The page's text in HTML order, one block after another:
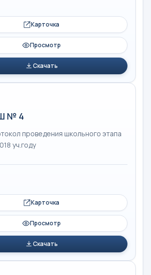
Карточка
Просмотр
Скачать
№ 4
проведения школьного этапа
уч.году
Карточка
Просмотр
Скачать